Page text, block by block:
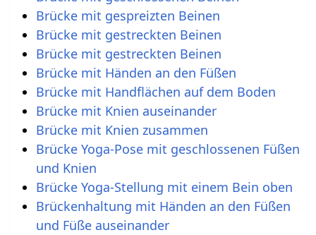
Brücke mit gespreizten Beinen
Brücke mit gestreckten Beinen
Brücke mit gestreckten Beinen
Brücke mit Händen an den Füßen
Brücke mit Handflächen auf dem Boden
Brücke mit Knien auseinander
Brücke mit Knien zusammen
Brücke Yoga-Pose mit geschlossenen Füßen
und Knien
Brücke Yoga-Stellung mit einem Bein oben
Brückenhaltung mit Händen an den Füßen
und Füße auseinander